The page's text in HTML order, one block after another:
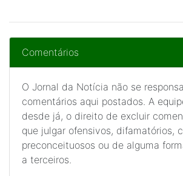
Comentários
O Jornal da Notícia não se
comentários aqui postados. A
desde já, o direito de excluir
que julgar ofensivos, difamatórios,
preconceituosos ou de alguma
a terceiros.